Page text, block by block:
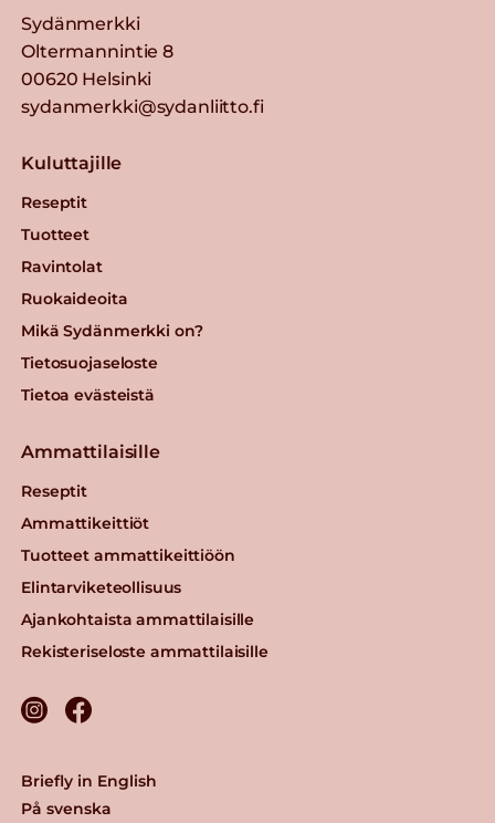
Sydänmerkki
Oltermannintie 8
00620 Helsinki
sydanmerkki@sydanliitto.fi
Kuluttajille
Reseptit
Tuotteet
Ravintolat
Ruokaideoita
Mikä Sydänmerkki on?
Tietosuojaseloste
Tietoa evästeistä
Ammattilaisille
Reseptit
Ammattikeittiöt
Tuotteet ammattikeittiöön
Elintarviketeollisuus
Ajankohtaista ammattilaisille
Rekisteriseloste ammattilaisille
Briefly in English
På svenska